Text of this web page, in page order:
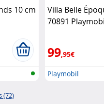
10 cm
Villa Belle
70891
99,95€
Playmobil
(72)